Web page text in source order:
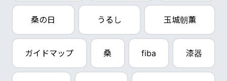
桑の日 うるし 玉城朝薫
ガイドマップ 桑 fiba 漆器